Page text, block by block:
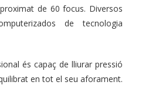
de 60 focus. Diversos
de tecnologia
és capaç de lliurar pressió
en tot el seu aforament.